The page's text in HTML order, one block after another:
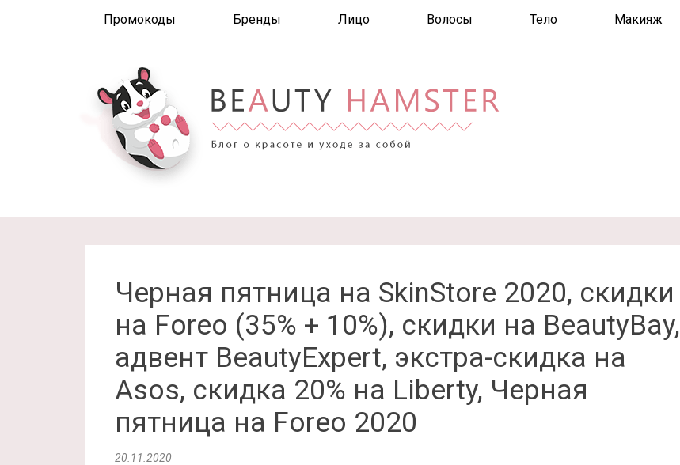
Промокоды Бренды Лицо Волосы Тело Макияж
Черная пятница на SkinStore 2020, скидки
на Foreo (35% + 10%), скидки на BeautyBay,
адвент BeautyExpert, экстра-скидка на
Asos, скидка 20% на Liberty, Черная
пятница на Foreo 2020
20.11.2020